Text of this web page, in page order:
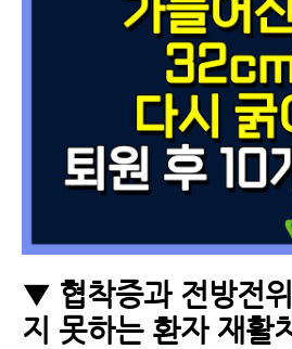
▼ 협착증과 전방전
지 못하는 환자 재활